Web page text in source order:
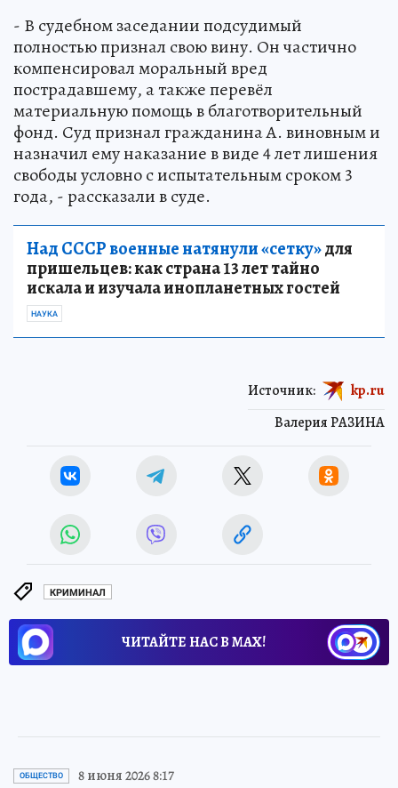
- В судебном заседании подсудимый
полностью признал свою вину. Он частично
компенсировал моральный вред
пострадавшему, а также перевёл
материальную помощь в благотворительный
фонд. Суд признал гражданина А. виновным и
назначил ему наказание в виде 4 лет лишения
свободы условно с испытательным сроком 3
года, - рассказали в суде.
Над СССР военные натянули «сетку»для
пришельцев: как страна 13 лет тайно
искала и изучала инопланетных гостей
НАУКА
Валерия РАЗИНА
Источник: kp.ru
КРИМИНАЛ
ЧИТАЙТЕ НАС В МАХ!
ОБЩЕСТВО 8 июня 2026 8:17